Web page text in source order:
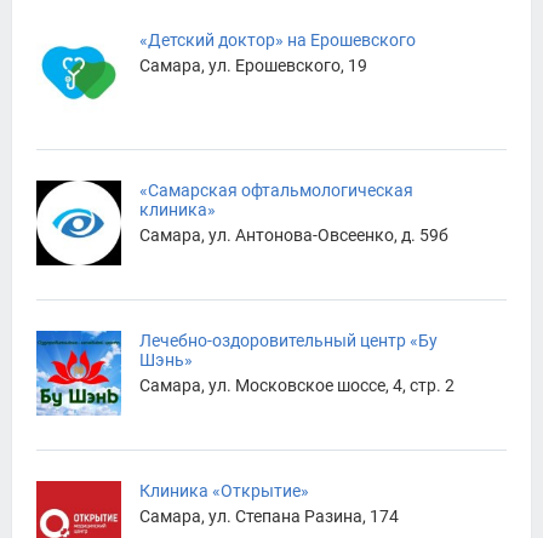
«Детский доктор» на Ерошевского
Самара, ул. Ерошевского, 19
«Самарская офтальмологическая
клиника»
Самара, ул. Антонова-Овсеенко, д. 59б
Лечебно-оздоровительный центр «Бу
Шэнь»
Самара, ул. Московское шоссе, 4, стр. 2
Клиника «Открытие»
Самара, ул. Степана Разина, 174